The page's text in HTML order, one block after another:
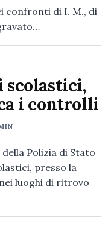
confronti di I. M., di
i controlli
Polizia di Stato
presso la
luoghi di ritrovo